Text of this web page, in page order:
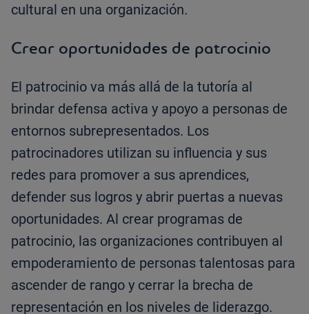
cultural en una organización.
Crear oportunidades de patrocinio
El patrocinio va más allá de la tutoría al
brindar defensa activa y apoyo a personas de
entornos subrepresentados. Los
patrocinadores utilizan su influencia y sus
redes para promover a sus aprendices,
defender sus logros y abrir puertas a nuevas
oportunidades. Al crear programas de
patrocinio, las organizaciones contribuyen al
empoderamiento de personas talentosas para
ascender de rango y cerrar la brecha de
representación en los niveles de liderazgo.